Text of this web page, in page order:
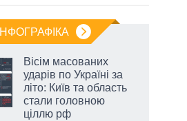
ІНФОГРАФІКА
Вісім масованих
ударів по Україні за
літо: Київ та область
стали головною
ціллю рф